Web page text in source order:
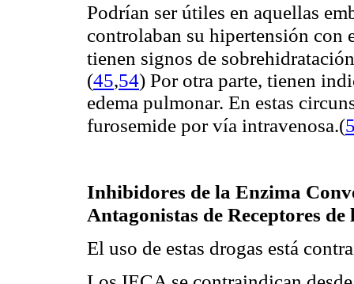
Podrían ser útiles en aquellas
controlaban su hipertensión con
tienen signos de
(45,54) Por otra parte, tienen
edema pulmonar. En estas
furosemide por vía intravenosa.(
Inhibidores de la Enzima
Antagonistas de Receptores
El uso de estas drogas está